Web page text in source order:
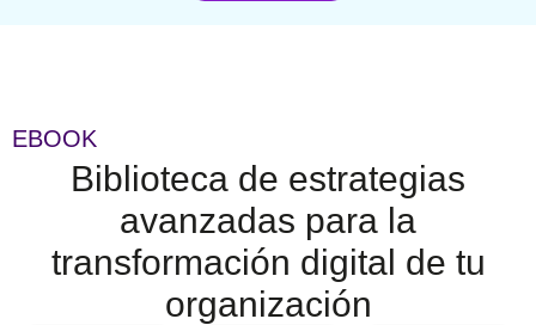
EBOOK
Biblioteca de estrategias
avanzadas para la
transformación digital de tu
organización